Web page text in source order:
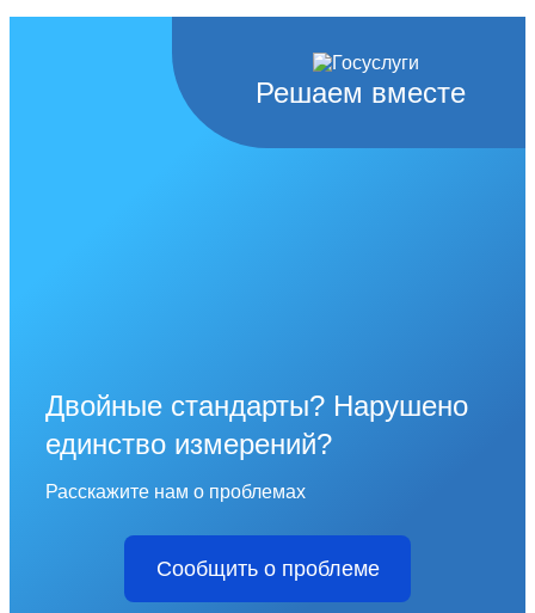
Решаем вместе
Двойные стандарты? Нарушено
единство измерений?
Расскажите нам о проблемах
Сообщить о проблеме